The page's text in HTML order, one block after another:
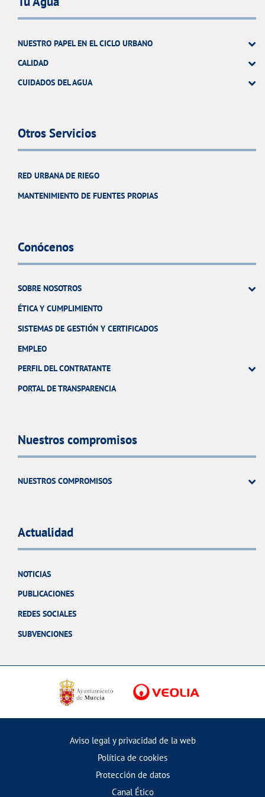
NUESTRO PAPEL EN EL CICLO URBANO
CALIDAD
CUIDADOS DEL AGUA
Otros Servicios
RED URBANA DE RIEGO
MANTENIMIENTO DE FUENTES PROPIAS
Conócenos
SOBRE NOSOTROS
ÉTICA Y CUMPLIMIENTO
SISTEMAS DE GESTIÓN Y CERTIFICADOS
EMPLEO
PERFIL DEL CONTRATANTE
PORTAL DE TRANSPARENCIA
Nuestros compromisos
NUESTROS COMPROMISOS
Actualidad
NOTICIAS
PUBLICACIONES
REDES SOCIALES
SUBVENCIONES
Aviso legal y privacidad de la web
Política de cookies
Protección de datos
Canal Ético